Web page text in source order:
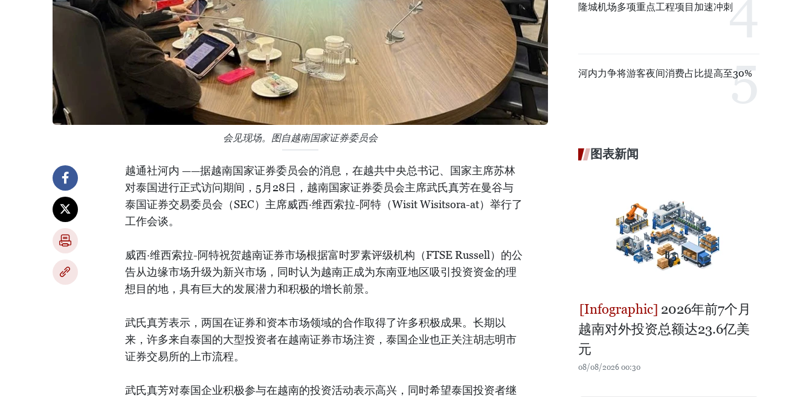
会见现场。图自越南国家证券委员会
越通社河内 ——据越南国家证券委员会的消息，在越共中央总书记、国家主席苏林
对泰国进行正式访问期间，5月28日，越南国家证券委员会主席武氏真芳在曼谷与
泰国证券交易委员会（SEC）主席威西·维西索拉-阿特（Wisit Wisitsora-at）举行了
工作会谈。
威西·维西索拉-阿特祝贺越南证券市场根据富时罗素评级机构（FTSE Russell）的公
告从边缘市场升级为新兴市场，同时认为越南正成为东南亚地区吸引投资资金的理
想目的地，具有巨大的发展潜力和积极的增长前景。
武氏真芳表示，两国在证券和资本市场领域的合作取得了许多积极成果。长期以
来，许多来自泰国的大型投资者在越南证券市场注资，泰国企业也正关注胡志明市
证券交易所的上市流程。
武氏真芳对泰国企业积极参与在越南的投资活动表示高兴，同时希望泰国投资者继
隆城机场多项重点工程项目加速冲刺
河内力争将游客夜间消费占比提高至30%
图表新闻
2026年前7个月
越南对外投资总额达23.6亿美
元
08/08/2026 00:30